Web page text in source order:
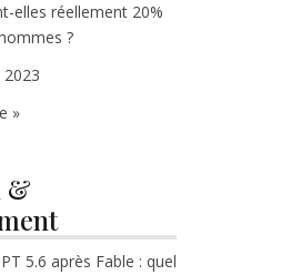
elles réellement 20%
?
2023
»
&
5.6 après Fable : quel